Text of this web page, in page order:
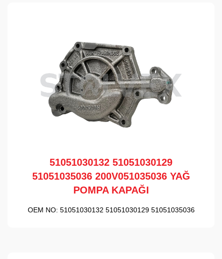
51051030132 51051030129
51051035036 200V051035036 YAĞ
POMPA KAPAĞI
OEM NO: 51051030132 51051030129 51051035036